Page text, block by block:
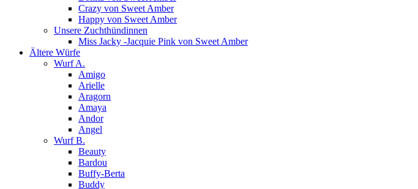
Crazy von Sweet Amber
Happy von Sweet Amber
Unsere Zuchthündinnen
Miss Jacky -Jacquie Pink von Sweet Amber
Ältere Würfe
Wurf A.
Amigo
Arielle
Aragorn
Amaya
Andor
Angel
Wurf B.
Beauty
Bardou
Buffy-Berta
Buddy